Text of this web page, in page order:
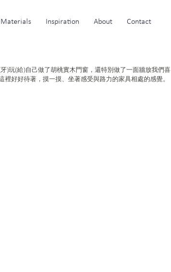
Materials Inspiration About Contact
)玩(給)自己做了胡桃實木門窗，還特別做了一面牆放我們喜
好好待著，摸一摸、坐著感受與路力的家具相處的感覺。